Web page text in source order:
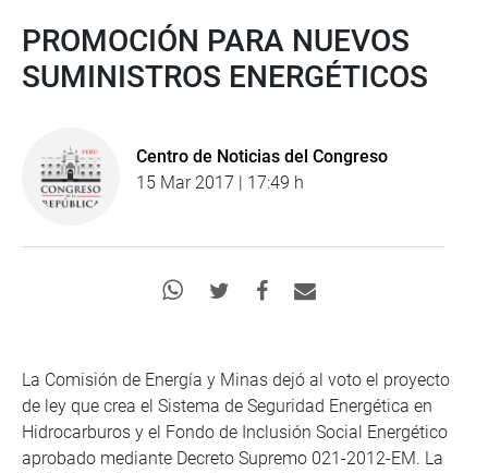
PROMOCIÓN PARA NUEVOS
SUMINISTROS ENERGÉTICOS
Centro de Noticias del Congreso
15 Mar 2017 | 17:49 h
La Comisión de Energía y Minas dejó al voto el proyecto
de ley que crea el Sistema de Seguridad Energética en
Hidrocarburos y el Fondo de Inclusión Social Energético
aprobado mediante Decreto Supremo 021-2012-EM. La